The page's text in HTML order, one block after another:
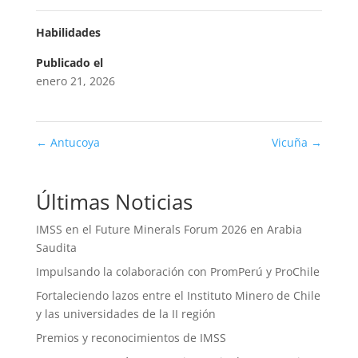
Habilidades
Publicado el
enero 21, 2026
← Antucoya Vicuña →
Últimas Noticias
IMSS en el Future Minerals Forum 2026 en Arabia
Saudita
Impulsando la colaboración con PromPerú y ProChile
Fortaleciendo lazos entre el Instituto Minero de Chile
y las universidades de la II región
Premios y reconocimientos de IMSS